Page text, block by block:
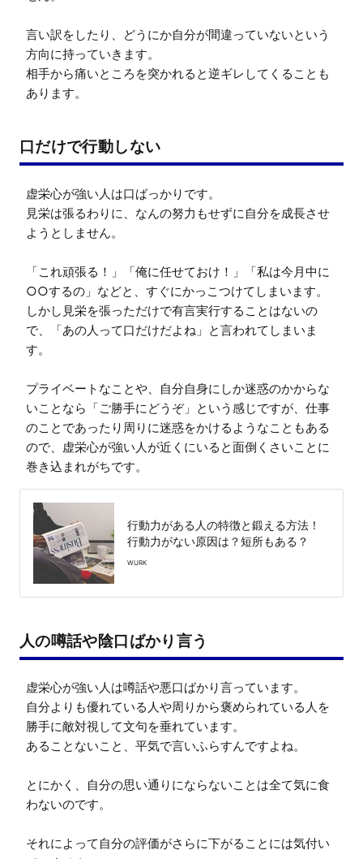
言い訳をしたり、どうにか自分が間違っていないという
方向に持っていきます。
相手から痛いところを突かれると逆ギレしてくることも
あります。
口だけで行動しない
虚栄心が強い人は口ばっかりです。
見栄は張るわりに、なんの努力もせずに自分を成長させ
ようとしません。
「これ頑張る！」「俺に任せておけ！」「私は今月中に
○○するの」などと、すぐにかっこつけてしまいます。
しかし見栄を張っただけで有言実行することはないの
で、「あの人って口だけだよね」と言われてしまいま
す。
プライベートなことや、自分自身にしか迷惑のかからな
いことなら「ご勝手にどうぞ」という感じですが、仕事
のことであったり周りに迷惑をかけるようなこともある
ので、虚栄心が強い人が近くにいると面倒くさいことに
巻き込まれがちです。
行動力がある人の特徴と鍛える方法！
行動力がない原因は？短所もある？
WURK
人の噂話や陰口ばかり言う
虚栄心が強い人は噂話や悪口ばかり言っています。
自分よりも優れている人や周りから褒められている人を
勝手に敵対視して文句を垂れています。
あることないこと、平気で言いふらすんですよね。
とにかく、自分の思い通りにならないことは全て気に食
わないのです。
それによって自分の評価がさらに下がることには気付い